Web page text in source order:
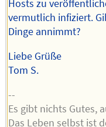
Hosts zu
vermutlich infiziert.
Dinge annimmt?
Liebe Grüße
Tom S.
--
Es gibt nichts Gutes,
Das Leben selbst ist